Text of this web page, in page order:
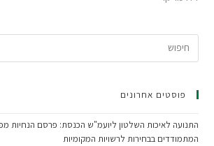
פוסטים אחרונים
התנועה לאיכות השלטון ליועמ"ש הכנסת: פרסם הנחיות
המתמודדים בבחירות לרשויות המקומיות